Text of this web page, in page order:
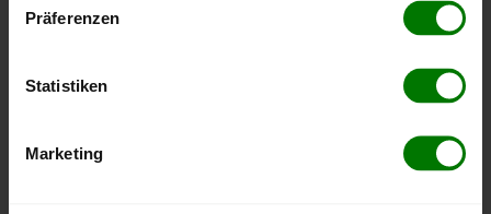
Präferenzen
Statistiken
Marketing
Tiefststand
399,99 €
08.07.2026
3 Monate 391,99 €